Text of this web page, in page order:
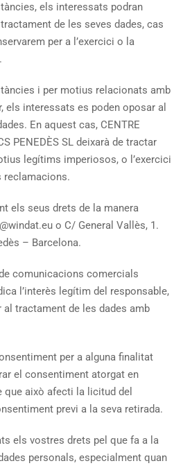
els interessats podran
de les seves dades, cas
per a l’exercici o la
i per motius relacionats amb
els interessats es poden oposar al
En aquest cas, CENTRE
PENEDÈS SL deixarà de tractar
legítims imperiosos, o l’exercici
reclamacions.
els seus drets de la manera
o C/ General Vallès, 1.
– Barcelona.
comunicacions comercials
l’interès legítim del responsable,
al tractament de les dades amb
per a alguna finalitat
el consentiment atorgat en
això afecti la licitud del
previ a la seva retirada.
els vostres drets pel que fa a la
personals, especialment quan